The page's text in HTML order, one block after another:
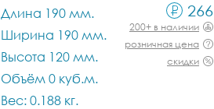
Длина 190 мм.
Ширина 190 мм.
Высота 120 мм.
Объём 0 куб.м.
Вес: 0.188 кг.
266
200+ в наличии
розничная цена
скидки